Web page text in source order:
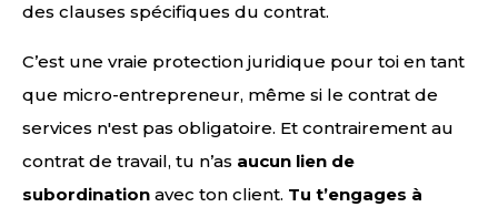
des clauses spécifiques du contrat.
C’est une vraie protection juridique pour toi en tant
que micro-entrepreneur, même si le contrat de
services n'est pas obligatoire. Et contrairement au
contrat de travail, tu n’as aucun lien de
subordination avec ton client. Tu t’engages à